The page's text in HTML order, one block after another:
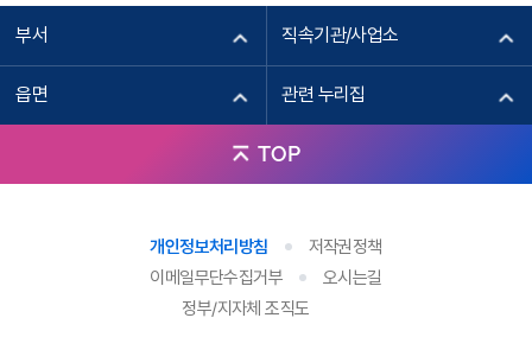
청산면 지전1길 26
위치보기
자세히보기
부서 직속기관/사업소
읍면 관련 누리집
TOP
개인정보처리방침
저작권정책
이메일무단수집거부
오시는길
정부/지자체 조직도